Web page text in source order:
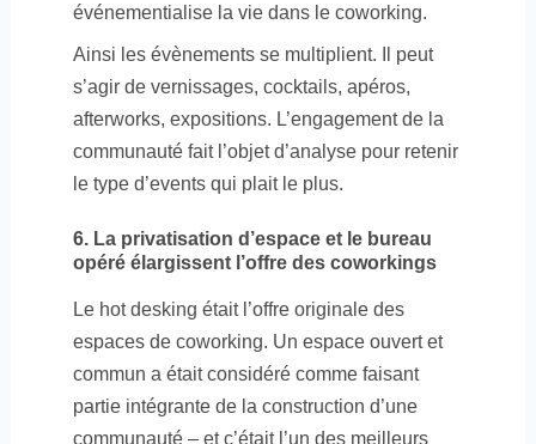
événementialise la vie dans le coworking.
Ainsi les évènements se multiplient. Il peut
s’agir de vernissages, cocktails, apéros,
afterworks, expositions. L’engagement de la
communauté fait l’objet d’analyse pour retenir
le type d’events qui plait le plus.
6. La privatisation d’espace et le bureau
opéré élargissent l’offre des coworkings
Le hot desking était l’offre originale des
espaces de coworking. Un espace ouvert et
commun a était considéré comme faisant
partie intégrante de la construction d’une
communauté – et c’était l’un des meilleurs